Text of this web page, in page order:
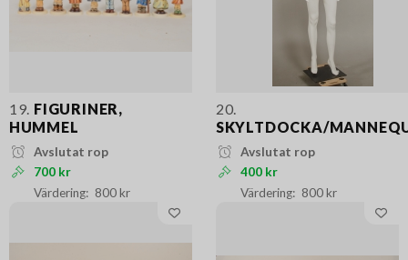
19. FIGURINER,
HUMMEL
Avslutat rop
700 kr
800 kr
20.
SKYLTDOCKA/
Avslutat rop
400 kr
800 kr